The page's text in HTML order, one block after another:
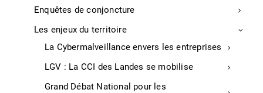
Enquêtes de conjoncture
Les enjeux du territoire
La Cybermalveillance envers les entreprises
LGV : La CCI des Landes se mobilise
Grand Débat National pour les
Les membres du bureau de la CCI des Landes
Le Comité de direction de la CCI des Landes
Events by CCI Landes
Rapports d’activité
Presse